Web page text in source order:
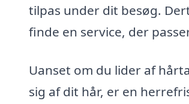
tilpas under dit besøg.
finde en service, der
Uanset om du lider af
sig af dit hår, er en